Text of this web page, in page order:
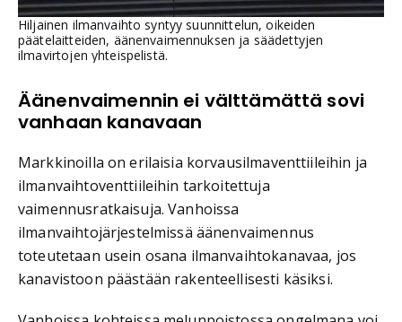
Hiljainen ilmanvaihto syntyy suunnittelun, oikeiden
päätelaitteiden, äänenvaimennuksen ja säädettyjen
ilmavirtojen yhteispelistä.
Äänenvaimennin ei välttämättä sovi
vanhaan kanavaan
Markkinoilla on erilaisia korvausilmaventtiileihin ja
ilmanvaihtoventtiileihin tarkoitettuja
vaimennusratkaisuja. Vanhoissa
ilmanvaihtojärjestelmissä äänenvaimennus
toteutetaan usein osana ilmanvaihtokanavaa, jos
kanavistoon päästään rakenteellisesti käsiksi.